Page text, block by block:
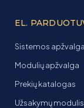
EL.
Sistemos apžvalga
Modulių apžvalga
Prekių katalogas
Užsakymų modulis